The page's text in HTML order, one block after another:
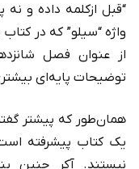
“قبل ازکلمه داده و
واژه “سیلو” که در
از عنوان فصل
توضیحات پایه‌ای
همان‌طور که پیشتر
یک کتاب پیشرفته
نیستند. آکر چنین